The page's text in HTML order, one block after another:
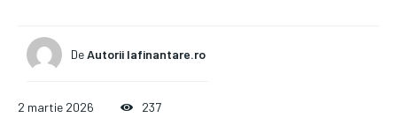
DeAutorii Iafinantare.ro
2 martie 2026 237